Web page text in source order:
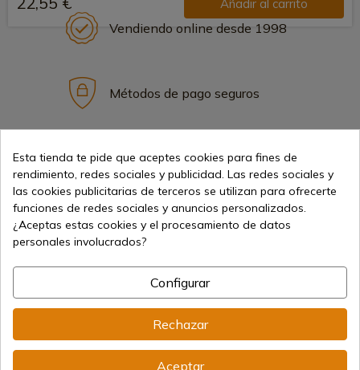
Añadir al carrito
Vendiendo online desde 1998
Métodos de pago seguros
Envíos internacionales
Información
info@aceros-de-hispania.com
(+34)978 877 088
Esta tienda te pide que aceptes cookies para fines de
rendimiento, redes sociales y publicidad. Las redes sociales y
las cookies publicitarias de terceros se utilizan para ofrecerte
funciones de redes sociales y anuncios personalizados.
¿Aceptas estas cookies y el procesamiento de datos
personales involucrados?
Configurar
Rechazar
Aceptar